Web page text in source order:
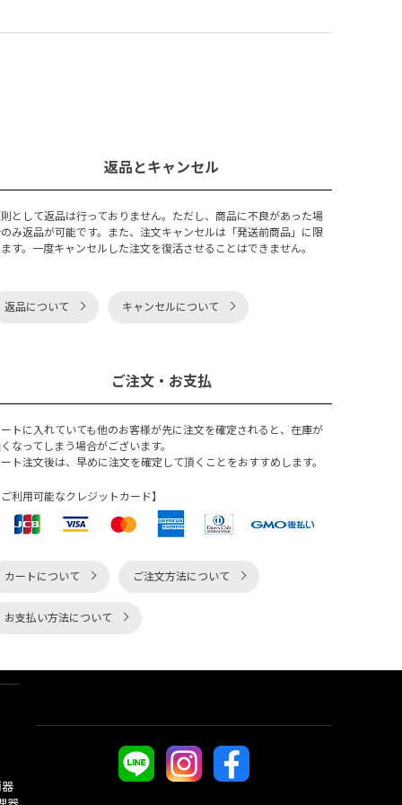
返品とキャンセル
として返品は行っておりません。ただし、商品に不良があった場
み返品が可能です。また、注文キャンセルは「発送前商品」に限
す。一度キャンセルした注文を復活させることはできません。
返品について キャンセルについて
ご注文・お支払
トに入れていても他のお客様が先に注文を確定されると、在庫が
なってしまう場合がございます。
ト注文後は、早めに注文を確定して頂くことをおすすめします。
利用可能なクレジットカード】
カートについて ご注文方法について
お支払い方法について